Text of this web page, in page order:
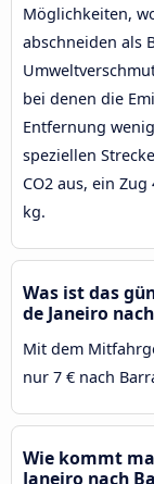
Möglichkeiten,
abschneiden als
bei denen die
Entfernung
speziellen
CO2 aus, ein
kg.
Was ist das
de Janeiro
Mit dem
nur 7 € nach
Wie kommt
Janeiro nach